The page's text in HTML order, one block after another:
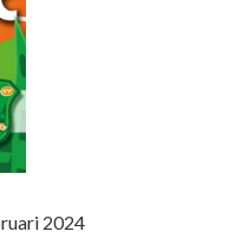
2024